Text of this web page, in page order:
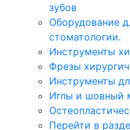
зубов
Оборудование
стоматологии.
Инструменты
Фрезы
Инструменты
Иглы и шовный
Перейти в